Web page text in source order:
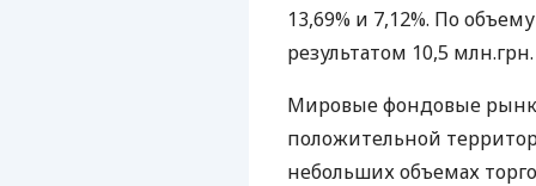
13,69% и 7,12%. По
результатом 10,5
Мировые фондовые
положительной
небольших объемах